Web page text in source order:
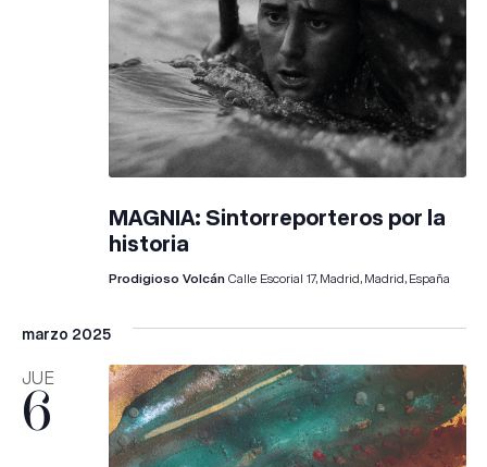
MAGNIA: Sintorreporteros por la
historia
Prodigioso Volcán Calle Escorial 17, Madrid, Madrid, España
marzo 2025
JUE
6